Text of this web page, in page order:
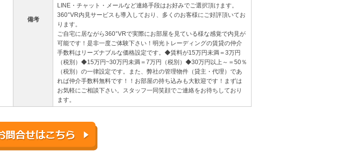
備考
LINE・チャット・メールなど連絡手段はお好みでご選択頂けます。
360°VR内見サービスも導入しており、多くのお客様にご好評頂いてお
ります。
ご自宅に居ながら360°VRで実際にお部屋を見ている様な感覚で内見が
可能です！是非一度ご体験下さい！明光トレーディングの賃貸の仲介
手数料はリーズナブルな価格設定です。◆賃料が15万円未満＝3万円
（税別）◆15万円~30万円未満＝7万円（税別）◆30万円以上～＝50％
（税別）の一律設定です。また、弊社の管理物件（貸主・代理）であ
れば仲介手数料無料です！！お部屋の持ち込みも大歓迎です！まずは
お気軽にご相談下さい。スタッフ一同笑顔でご連絡をお待ちしており
ます。